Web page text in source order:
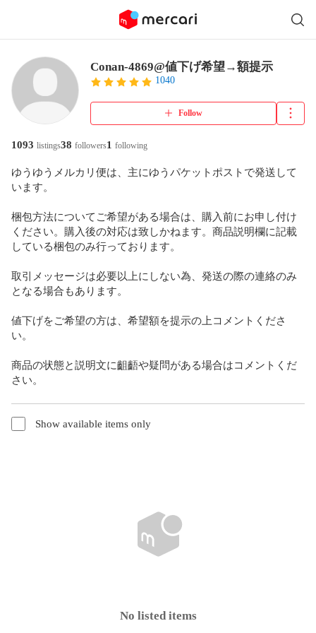
Conan-4869@値下げ希望→額提示
1040
Follow
1093 listings38 followers1 following
ゆうゆうメルカリ便は、主にゆうパケットポストで発送して
います。
梱包方法についてご希望がある場合は、購入前にお申し付け
ください。購入後の対応は致しかねます。商品説明欄に記載
している梱包のみ行っております。
取引メッセージは必要以上にしない為、発送の際の連絡のみ
となる場合もあります。
値下げをご希望の方は、希望額を提示の上コメントくださ
い。
商品の状態と説明文に齟齬や疑問がある場合はコメントくだ
さい。
Show available items only
No listed items